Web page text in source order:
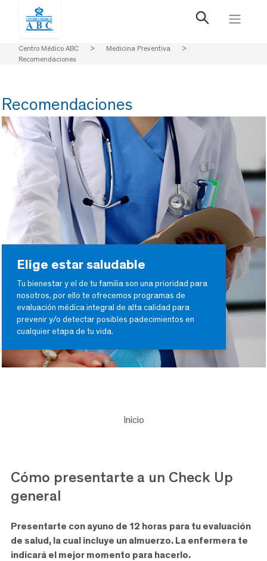
Centro Médico ABC > Medicina Preventiva
>
Recomendaciones
Recomendaciones
Elige estar saludable
Tu bienestar y el de tu familia son una prioridad para
nosotros, por ello te ofrecemos programas de
evaluación médica integral de alta calidad para
prevenir y/o detectar posibles padecimientos en
cualquier etapa de tu vida.
Inicio
Cómo presentarte a un Check Up
general
Presentarte con ayuno de 12 horas para tu evaluación
de salud, la cual incluye un almuerzo.La enfermera te
indicará el mejor momento para hacerlo.